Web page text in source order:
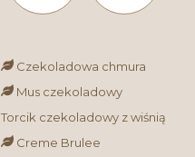
Czekoladowa chmura
Mus czekoladowy
Torcik czekoladowy z wiśnią
Creme Brulee